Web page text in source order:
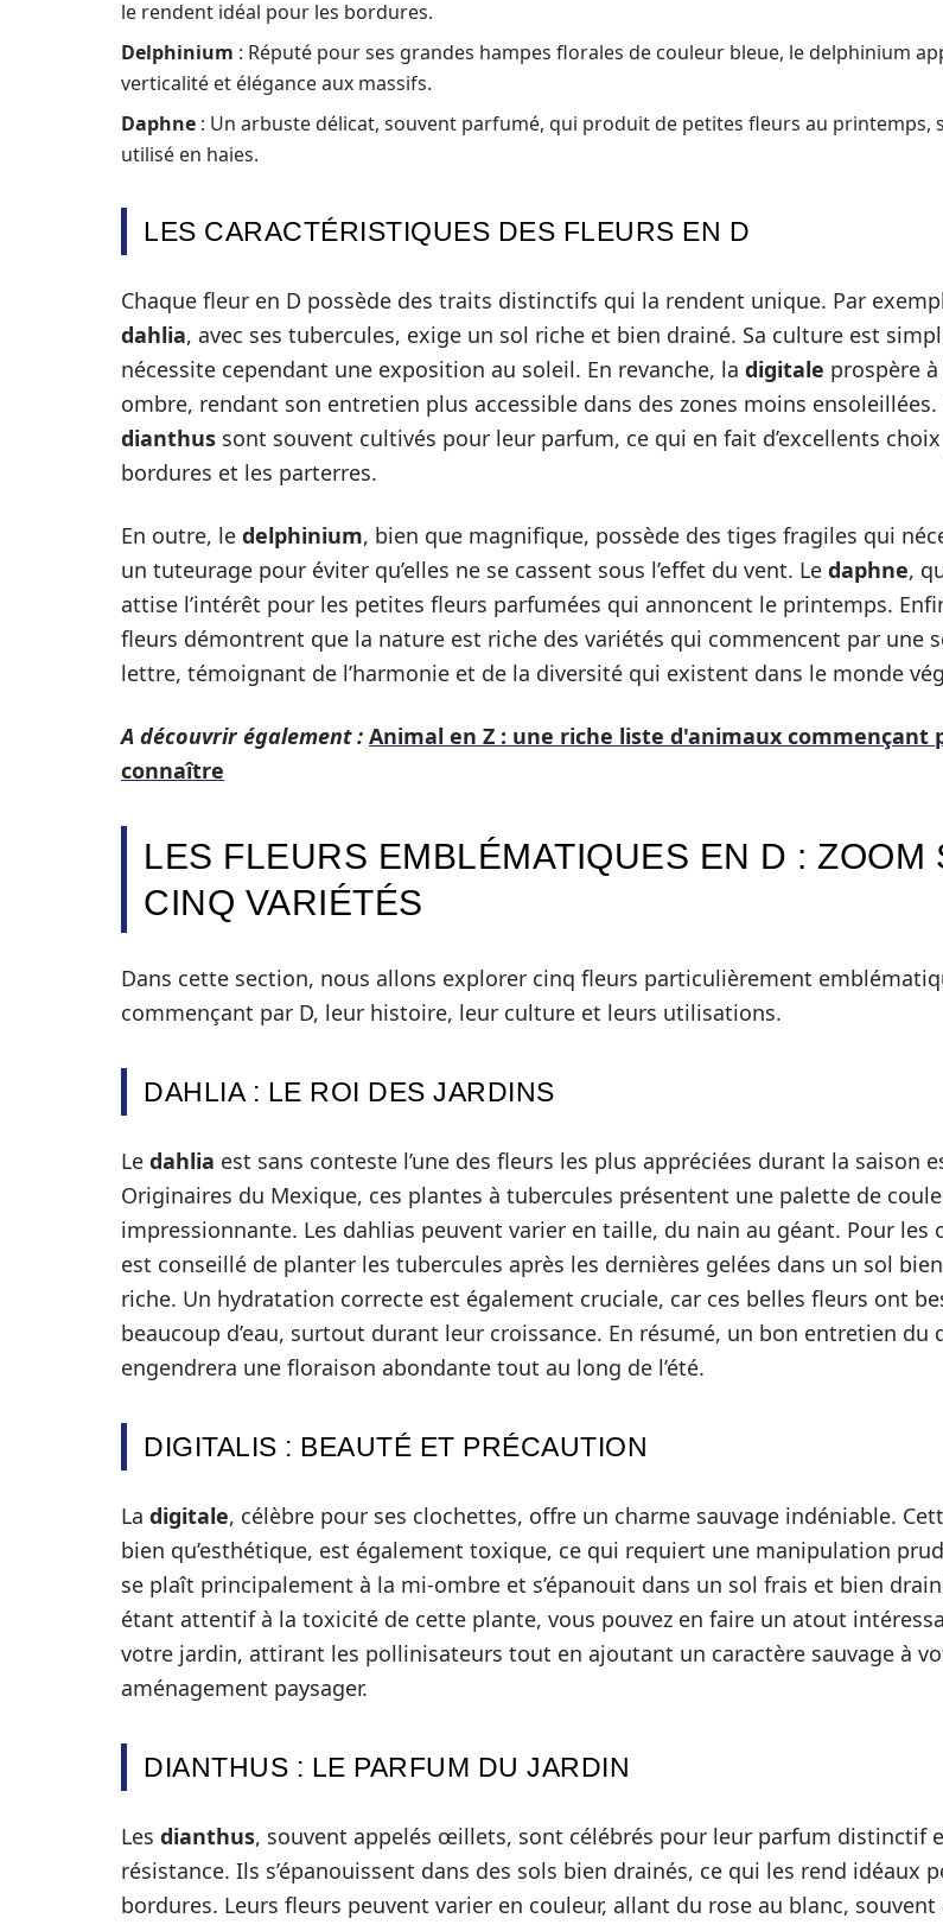
le rendent idéal pour les bordures.
Delphinium : Réputé pour ses grandes hampes florales de couleur bleue, le delphinium
verticalité et élégance aux massifs.
Daphne : Un arbuste délicat, souvent parfumé, qui produit de petites fleurs au printemps,
utilisé en haies.
LES CARACTÉRISTIQUES DES FLEURS EN D
Chaque fleur en D possède des traits distinctifs qui la rendent unique. Par
dahlia, avec ses tubercules, exige un sol riche et bien drainé. Sa culture est
nécessite cependant une exposition au soleil. En revanche, la digitale prospère
ombre, rendant son entretien plus accessible dans des zones moins ensoleillées.
dianthus sont souvent cultivés pour leur parfum, ce qui en fait d’excellents
bordures et les parterres.
En outre, le delphinium, bien que magnifique, possède des tiges fragiles qui
un tuteurage pour éviter qu’elles ne se cassent sous l’effet du vent. Le daphne,
attise l’intérêt pour les petites fleurs parfumées qui annoncent le printemps.
fleurs démontrent que la nature est riche des variétés qui commencent par une
lettre, témoignant de l’harmonie et de la diversité qui existent dans le monde
A découvrir également : Animal en Z : une riche liste d'animaux commençant
connaître
LES FLEURS EMBLÉMATIQUES EN D : ZOOM
CINQ VARIÉTÉS
Dans cette section, nous allons explorer cinq fleurs particulièrement
commençant par D, leur histoire, leur culture et leurs utilisations.
DAHLIA : LE ROI DES JARDINS
Le dahlia est sans conteste l’une des fleurs les plus appréciées durant la saison
Originaires du Mexique, ces plantes à tubercules présentent une palette de
impressionnante. Les dahlias peuvent varier en taille, du nain au géant. Pour les
est conseillé de planter les tubercules après les dernières gelées dans un sol
riche. Un hydratation correcte est également cruciale, car ces belles fleurs ont
beaucoup d’eau, surtout durant leur croissance. En résumé, un bon entretien du
engendrera une floraison abondante tout au long de l’été.
DIGITALIS : BEAUTÉ ET PRÉCAUTION
La digitale, célèbre pour ses clochettes, offre un charme sauvage indéniable.
bien qu’esthétique, est également toxique, ce qui requiert une manipulation
se plaît principalement à la mi-ombre et s’épanouit dans un sol frais et bien
étant attentif à la toxicité de cette plante, vous pouvez en faire un atout
votre jardin, attirant les pollinisateurs tout en ajoutant un caractère sauvage à
aménagement paysager.
DIANTHUS : LE PARFUM DU JARDIN
Les dianthus, souvent appelés œillets, sont célébrés pour leur parfum distinctif
résistance. Ils s’épanouissent dans des sols bien drainés, ce qui les rend idéaux
bordures. Leurs fleurs peuvent varier en couleur, allant du rose au blanc, souvent